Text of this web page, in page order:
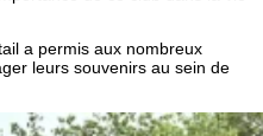
a permis aux nombreux
leurs souvenirs au sein de